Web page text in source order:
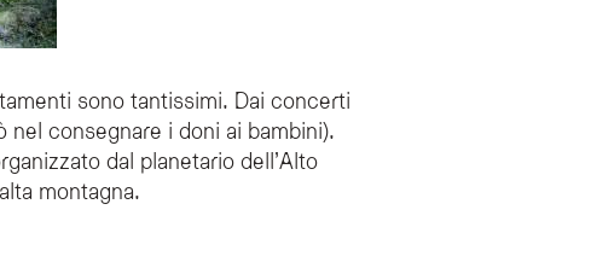
sono tantissimi. Dai concerti
consegnare i doni ai bambini).
dal planetario dell’Alto
montagna.